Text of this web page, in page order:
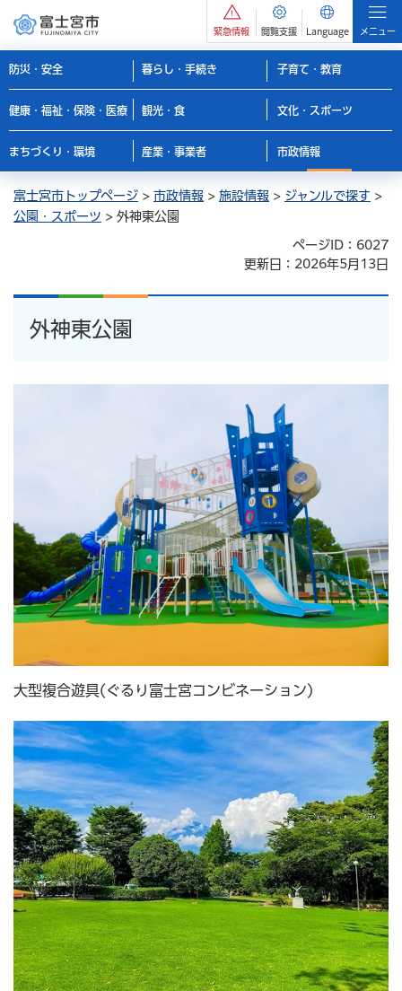
緊急情報 閲覧支援 Language メニュー
防災・安全 暮らし・手続き 子育て・教育
健康・福祉・保険・医療 観光・食 文化・スポーツ
まちづくり・環境 産業・事業者 市政情報
富士宮市トップページ > 市政情報 > 施設情報 > ジャンルで探す >
公園・スポーツ > 外神東公園
ページID：6027
更新日：2026年5月13日
外神東公園
大型複合遊具(ぐるり富士宮コンビネーション)